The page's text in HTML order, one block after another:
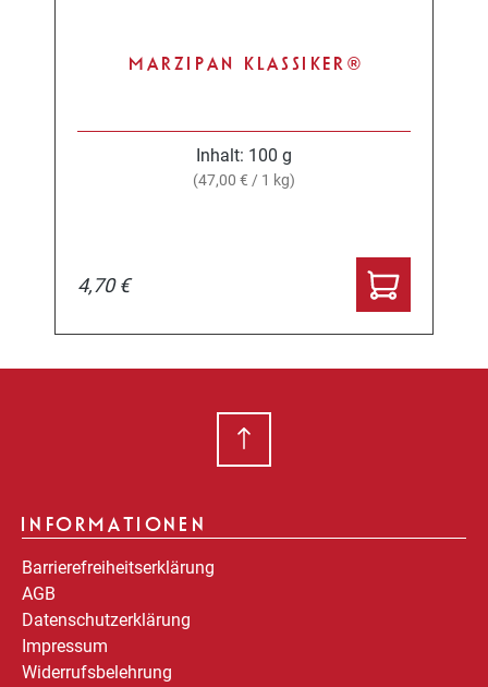
MARZIPAN KLASSIKER®
Inhalt: 100 g
(47,00 € / 1 kg)
4,70 €
INFORMATIONEN
Barrierefreiheitserklärung
AGB
Datenschutzerklärung
Impressum
Widerrufsbelehrung